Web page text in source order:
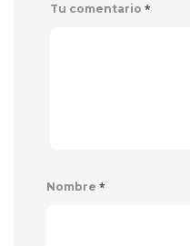
Tu comentario *
Nombre *